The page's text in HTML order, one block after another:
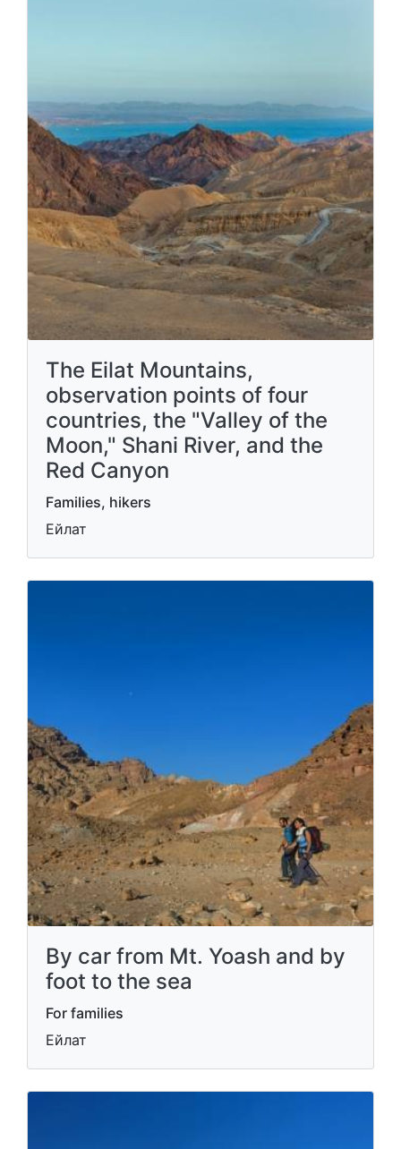
The Eilat Mountains,
observation points of four
countries, the "Valley of the
Moon," Shani River, and the
Red Canyon
Families, hikers
Ейлат
By car from Mt. Yoash and by
foot to the sea
For families
Ейлат